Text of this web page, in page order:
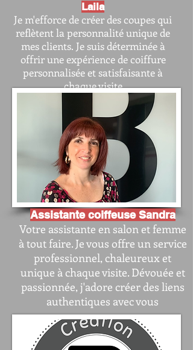
Laila
Je m'efforce de créer des coupes qui
reflètent la personnalité unique de
mes clients. Je suis déterminée à
offrir une expérience de coiffure
personnalisée et satisfaisante à
chaque visite
Assistante coiffeuse Sandra
Votre assistante en salon et femme
à tout faire. Je vous offre un service
professionnel, chaleureux et
unique à chaque visite. Dévouée et
passionnée, j'adore créer des liens
authentiques avec vous